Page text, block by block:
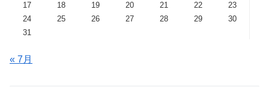
17
18 19 20 21 22
23
24
25 26 27 28 29
30
31
« 7月